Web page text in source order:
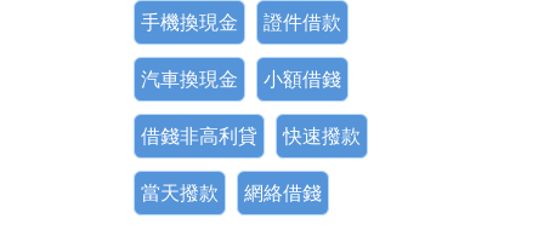
手機換現金 證件借款
汽車換現金 小額借錢
借錢非高利貸 快速撥款
當天撥款 網絡借錢